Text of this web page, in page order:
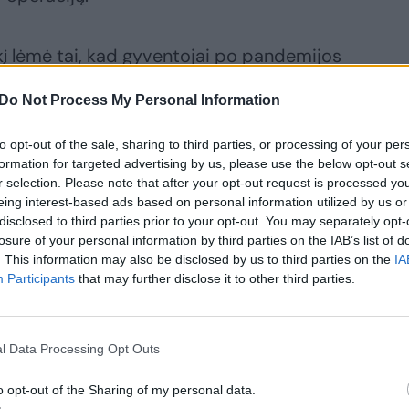
Do Not Process My Personal Information
opt-out of the sale, sharing to third parties, or processing of your
for targeted advertising by us, please use the below opt-out
selection. Please note that after your opt-out request is processed
interest-based ads based on personal information utilized by us
to third parties prior to your opt-out. You may separately
of your personal information by third parties on the IAB’s list of
This information may also be disclosed by us to third parties on the
Participants that may further disclose it to other third parties.
Data Processing Opt Outs
opt-out of the Sharing of my personal data.
lėmė tai, kad gyventojai po pandemijos
sveikatos klausimų ir dažniau kreipiasi
COVID-19 užsikrėtimo
paslaugų skaičiaus augimui
m. buvo atsisakyta siuntimų ribojimo.